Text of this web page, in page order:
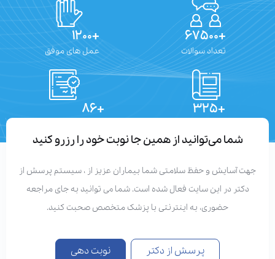
تعداد سوالات عمل های موفق
شما می‌توانید از همین جا نوبت خود را رزرو کنید
آسایش و حفظ سلامتی شما بیماران عزیز از ، سیستم پرسش از
دکتر در این سایت فعال شده است. شما می توانید به جای مراجعه
حضوری، به اینترنتی با پزشک متخصص صحبت کنید.
پرسش از دکتر نوبت دهی